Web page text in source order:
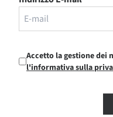
Accetto la gestione
l'informativa sulla